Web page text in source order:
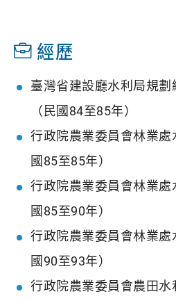
經歷
臺灣省建設廳水利局規劃
（民國84至85年）
行政院農業委員會林業
國85至85年）
行政院農業委員會林業
國85至90年）
行政院農業委員會林業
國90至93年）
行政院農業委員會農田